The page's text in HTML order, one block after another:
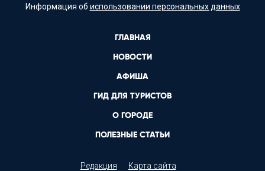
Информация об использовании персональных данных
ГЛАВНАЯ
НОВОСТИ
АФИША
ГИД ДЛЯ ТУРИСТОВ
О ГОРОДЕ
ПОЛЕЗНЫЕ СТАТЬИ
Редакция Карта сайта